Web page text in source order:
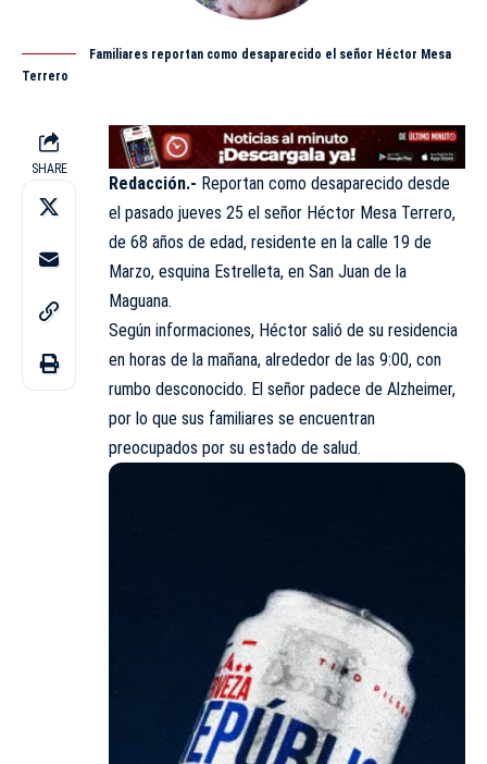
Familiares reportan como desaparecido el señor Héctor Mesa
Terrero
SHARE
Redacción.- Reportan como desaparecido desde
el pasado jueves 25 el señor Héctor Mesa Terrero,
de 68 años de edad, residente en la calle 19 de
Marzo, esquina Estrelleta, en San Juan de la
Maguana.
Según informaciones, Héctor salió de su residencia
en horas de la mañana, alrededor de las 9:00, con
rumbo desconocido. El señor padece de Alzheimer,
por lo que sus familiares se encuentran
preocupados por su estado de salud.